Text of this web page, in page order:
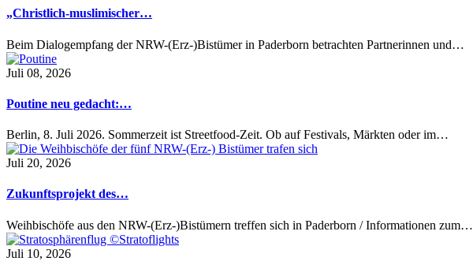
„Christlich-muslimischer…
Beim Dialogempfang der NRW-(Erz-)Bistümer in Paderborn betrachten Partnerinnen und…
Juli 08, 2026
Poutine neu gedacht:…
Berlin, 8. Juli 2026. Sommerzeit ist Streetfood-Zeit. Ob auf Festivals, Märkten oder im…
Juli 20, 2026
Zukunftsprojekt des…
Weihbischöfe aus den NRW-(Erz-)Bistümern treffen sich in Paderborn / Informationen zum…
Juli 10, 2026